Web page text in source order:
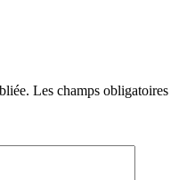
Les champs obligatoires